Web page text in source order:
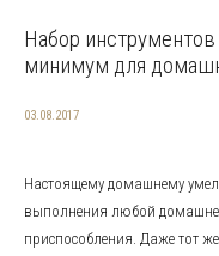
Набор
минимум для
03.08.2017
Настоящему домашнему
выполнения любой
приспособления. Даже тот